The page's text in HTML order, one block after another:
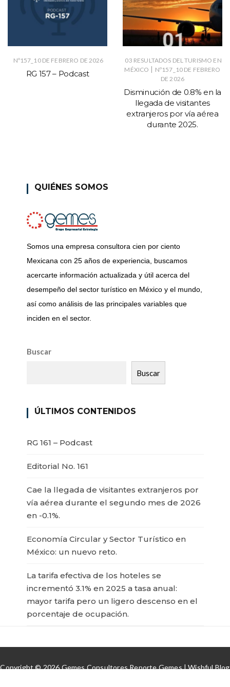
Nº157_10 DE FEBRERO DE 2026
RG 157 – Podcast
03 RESULTADOS DEL TURISMO EN
MÉXICO
Nº157_10 DE FEBRERO
DE 2026
Disminución de 0.8% en la
llegada de visitantes
extranjeros por vía aérea
durante 2025.
QUIÉNES SOMOS
Somos una empresa consultora cien por ciento
Mexicana con 25 años de experiencia, buscamos
acercarte información actualizada y útil acerca del
desempeño del sector turístico en México y el mundo,
así como análisis de las principales variables que
inciden en el sector.
Buscar
Buscar
ÚLTIMOS CONTENIDOS
RG 161 – Podcast
Editorial No. 161
Cae la llegada de visitantes extranjeros por
vía aérea durante el segundo mes de 2026
en -0.1%.
Economía Circular y Sector Turístico en
México: un nuevo reto.
La tarifa efectiva de los hoteles se
incrementó 3.1% en 2025 a tasa anual:
mayor tarifa pero un ligero descenso en el
porcentaje de ocupación.
Copyright © 2026 Gemes Consultores Reporte Gemes | Wishful Blog